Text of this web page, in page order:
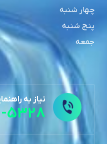
چهار شنبه
پنج شنبه
جمعه
نیاز به
5328